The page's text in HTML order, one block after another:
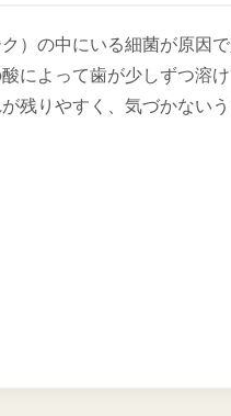
）の中にいる細菌が原因で
によって歯が少しずつ溶け
残りやすく、気づかない